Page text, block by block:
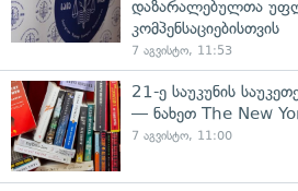
დაზარალებულთა
კომპენსაციებისთვის
7 აგვისტო, 11:53
21-ე საუკუნის
— ნახეთ The New
7 აგვისტო, 11:00